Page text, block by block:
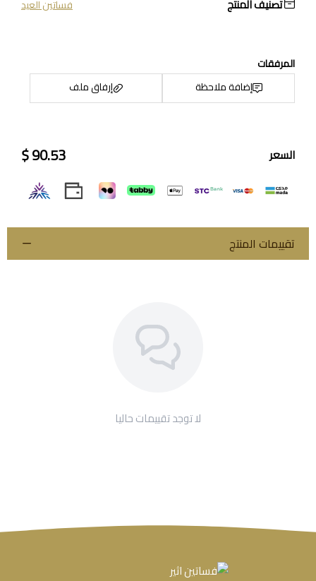
تصنيف المنتج فساتين العيد
المرفقات
إضافة ملاحظة
إرفاق ملف
السعر 90.53 $
تقييمات المنتج
لا توجد تقييمات حاليا